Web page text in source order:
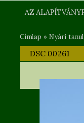
AZ
Jelenlegi hely
Címlap » Nyári
DSC 00261